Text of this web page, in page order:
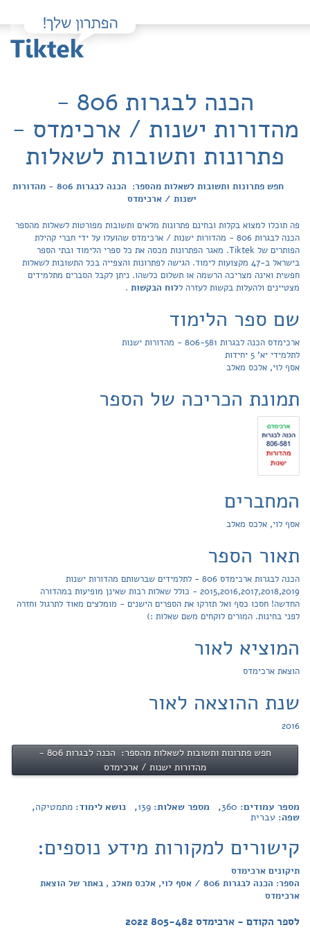
הכנה לבגרות 806 -
מהדורות ישנות / ארכימדס -
פתרונות ותשובות לשאלות
חפש פתרונות ותשובות לשאלות מהספר: הכנה לבגרות 806 - מהדורות
ישנות / ארכימדס
פה תוכלו למצוא בקלות ובחינם פתרונות מלאים ותשובות מפורטות לשאלות מהספר
הכנה לבגרות 806 - מהדורות ישנות / ארכימדס שהועלו על ידי חברי קהילת
הפותרים של Tiktek. מאגר הפתרונות מכסה את כל ספרי הלימוד ובתי הספר
בישראל ב-47 מקצועות לימוד. הגישה לפתרונות והצפייה בכל התשובות לשאלות
חפשית ואינה מצריכה הרשמה או תשלום כלשהו. ניתן לקבל הסברים מתלמידים
מצטיינים ולהעלות בקשות לעזרה ללוח הבקשות .
שם ספר הלימוד
ארכימדס הכנה לבגרות 806-581 - מהדורות ישנות
לתלמידי יא' 5 יחידות
אסף לוי, אלכס מאלב
תמונת הכריכה של הספר
המחברים
אסף לוי, אלכס מאלב
תאור הספר
הכנה לבגרות ארכימדס 806 - לתלמידים שברשותם מהדורות ישנות
2015,2016,2017,2018,2019 - כולל שאלות רבות שאינן מופיעות במהדורה
החדשה! חסכו כסף ואל תזרקו את הספרים הישנים - מומלצים מאוד לתרגול וחזרה
לפני בחינות. המורים לוקחים משם שאלות :)
המוציא לאור
הוצאת ארכימדס
שנת ההוצאה לאור
2016
חפש פתרונות ותשובות לשאלות מהספר: הכנה לבגרות 806 -
מהדורות ישנות / ארכימדס
מספר עמודים: 360, מספר שאלות: 139, נושא לימוד: מתמטיקה,
שפה: עברית
קישורים למקורות מידע נוספים:
תיקונים ארכימדס
הספר: הכנה לבגרות 806 / אסף לוי, אלכס מאלב , באתר של הוצאת
ארכימדס
לספר הקודם - ארכימדס 805-482 2022